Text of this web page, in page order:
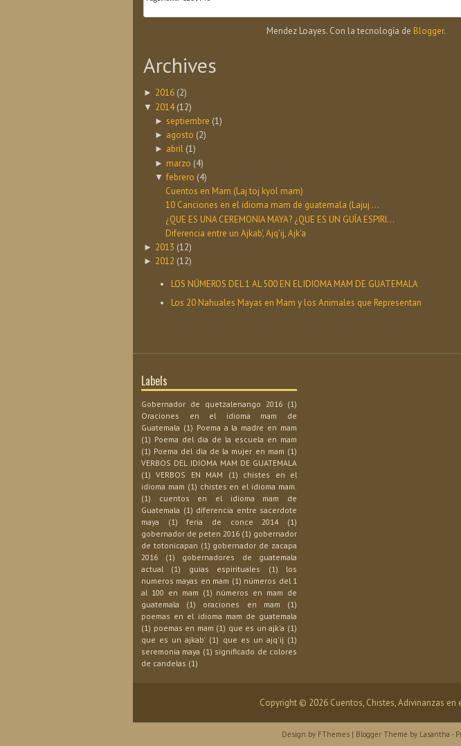
Mendez Loayes. Con la tecnología de Blogger.
Archives
► 2016 (2)
▼ 2014 (12)
► septiembre (1)
► agosto (2)
► abril (1)
► marzo (4)
▼ febrero (4)
Cuentos en Mam (Laj toj kyol mam)
10 Canciones en el idioma mam de guatemala (Lajuj ...
¿QUE ES UNA CEREMONIA MAYA? ¿QUE ES UN GUÍA ESPIRI...
Diferencia entre un Ajkab', Ajq'ij, Ajk'a
► 2013 (12)
► 2012 (12)
LOS NÚMEROS DEL 1 AL 500 EN EL IDIOMA MAM DE GUATEMALA
Los 20 Nahuales Mayas en Mam y los Animales que Representan
Labels
Gobernador de quetzalenango 2016 (1)
Oraciones en el idioma mam de
Guatemala (1) Poema a la madre en mam
(1) Poema del dia de la escuela en mam
(1) Poema del dia de la mujer en mam (1)
VERBOS DEL IDIOMA MAM DE GUATEMALA
(1) VERBOS EN MAM (1) chistes en el
idioma mam (1) chistes en el idioma mam.
(1)
cuentos en el idioma mam de
Guatemala (1) diferencia entre sacerdote
maya
(1) feria de conce 2014
(1)
gobernador de peten 2016 (1) gobernador
de totonicapan (1) gobernador de zacapa
2016
(1)
gobernadores de guatemala
actual
(1) guias espirituales (1)
los
numeros mayas en mam (1) números del 1
al 100 en mam (1) números en mam de
guatemala
(1) oraciones en mam
(1)
poemas en el idioma mam de guatemala
(1) poemas en mam (1) que es un ajk'a (1)
que es un ajkab' (1) que es un ajq'ij (1)
seremonia maya (1) significado de colores
de candelas (1)
Copyright © 2026 Cuentos, Chistes, Adivinanzas
Design by FThemes | Blogger Theme by Lasantha -